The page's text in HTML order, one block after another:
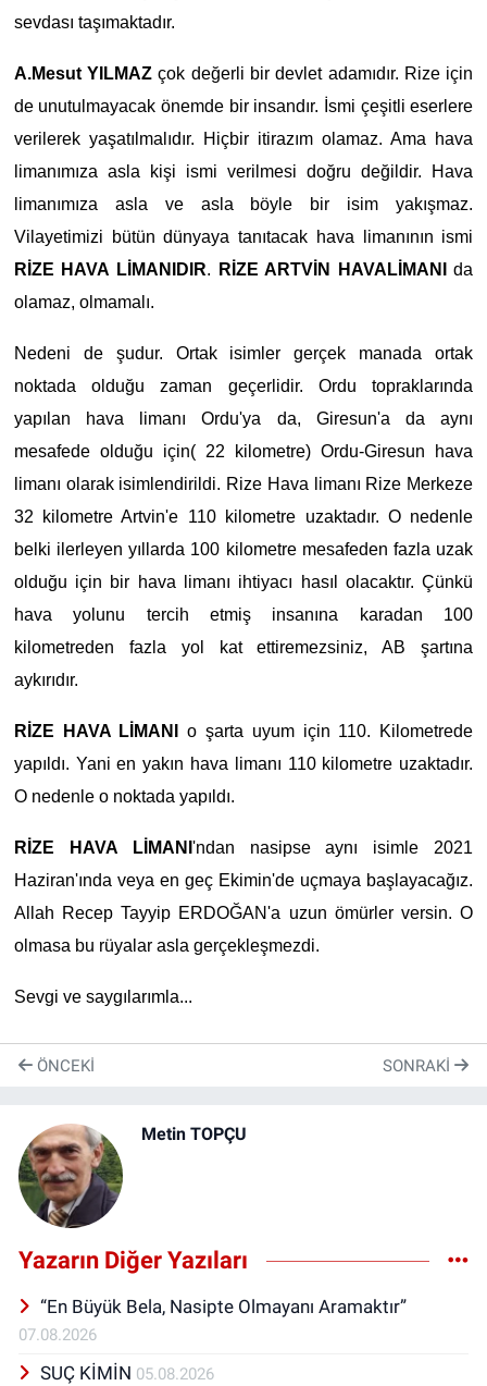
sevdası taşımaktadır.
A.Mesut YILMAZ çok değerli bir devlet adamıdır. Rize için
de unutulmayacak önemde bir insandır. İsmi çeşitli eserlere
verilerek yaşatılmalıdır. Hiçbir itirazım olamaz. Ama hava
limanımıza asla kişi ismi verilmesi doğru değildir. Hava
limanımıza asla ve asla böyle bir isim yakışmaz.
Vilayetimizi bütün dünyaya tanıtacak hava limanının ismi
RİZE HAVA LİMANIDIR. RİZE ARTVİN HAVALİMANI
da
olamaz, olmamalı.
Nedeni de şudur. Ortak isimler gerçek manada ortak
noktada olduğu zaman geçerlidir. Ordu topraklarında
yapılan hava limanı Ordu'ya da, Giresun'a da aynı
mesafede olduğu için( 22 kilometre) Ordu-Giresun hava
limanı olarak isimlendirildi. Rize Hava limanı Rize Merkeze
32 kilometre Artvin'e 110 kilometre uzaktadır. O nedenle
belki ilerleyen yıllarda 100 kilometre mesafeden fazla uzak
olduğu için bir hava limanı ihtiyacı hasıl olacaktır. Çünkü
hava yolunu tercih etmiş insanına karadan 100
kilometreden fazla yol kat ettiremezsiniz, AB şartına
aykırıdır.
RİZE HAVA LİMANIo şarta uyum için 110. Kilometrede
yapıldı. Yani en yakın hava limanı 110 kilometre uzaktadır.
O nedenle o noktada yapıldı.
RİZE HAVA LİMANI 'ndan nasipse aynı isimle 2021
Haziran'ında veya en geç Ekimin'de uçmaya başlayacağız.
Allah Recep Tayyip ERDOĞAN'a uzun ömürler versin. O
olmasa bu rüyalar asla gerçekleşmezdi.
Sevgi ve saygılarımla...
ÖNCEKI SONRAKI
Metin TOPÇU
Yazarın Diğer Yazıları
“En Büyük Bela, Nasipte Olmayanı Aramaktır”
07.08.2026
SUÇ KİMİN 05.08.2026